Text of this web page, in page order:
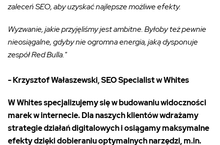
zaleceń SEO, aby uzyskać najlepsze możliwe efekty.
Wyzwanie, jakie przyjęliśmy jest ambitne. Byłoby też pewnie
nieosiągalne, gdyby nie ogromna energia, jaką dysponuje
zespół Red Bulla."
- Krzysztof Wałaszewski, SEO Specialist w Whites
W Whites specjalizujemy się w budowaniu widoczności
marek w internecie. Dla naszych klientów wdrażamy
strategie działań digitalowych i osiągamy maksymalne
efekty dzięki dobieraniu optymalnych narzędzi, m.in.